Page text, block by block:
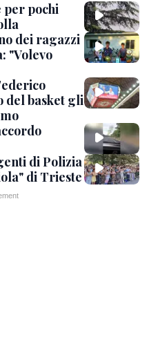
per pochi
dei ragazzi
"Volevo
del basket gli
di Polizia
di Trieste